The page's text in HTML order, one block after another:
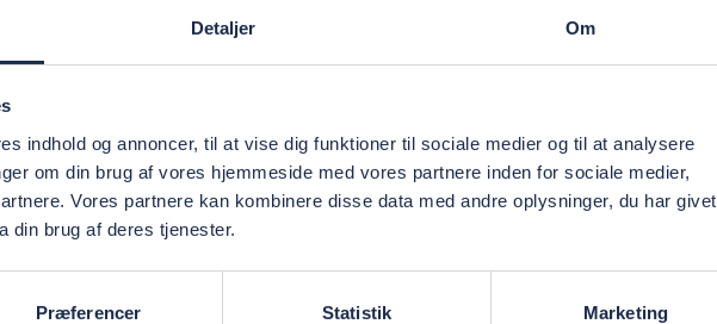
Detaljer Om
indhold og annoncer, til at vise dig funktioner til sociale medier og til at analysere
om din brug af vores hjemmeside med vores partnere inden for sociale medier,
Vores partnere kan kombinere disse data med andre oplysninger, du har givet
din brug af deres tjenester.
Præferencer Statistik Marketing